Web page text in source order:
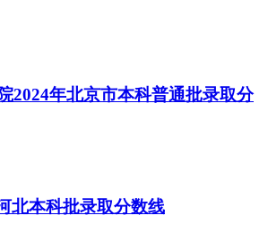
2024年北京市本科普通批录取分
北本科批录取分数线